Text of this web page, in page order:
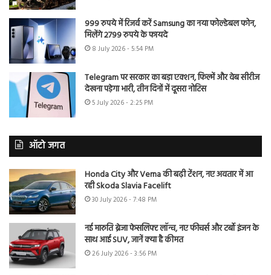
999 रुपये में रिजर्व करें Samsung का नया फोल्डेबल फोन,
मिलेंगे 2799 रुपये के फायदे
8 July 2026 - 5:54 PM
Telegram पर सरकार का बड़ा एक्शन, फिल्में और वेब सीरीज
देखना पड़ेगा भारी, तीन दिनों में दूसरा नोटिस
5 July 2026 - 2:25 PM
ऑटो जगत
Honda City और Verna की बढ़ी टेंशन, नए अवतार में आ
रही Skoda Slavia Facelift
30 July 2026 - 7:48 PM
नई मारुति ब्रेजा फेसलिफ्ट लॉन्च, नए फीचर्स और टर्बो इंजन के
साथ आई SUV, जानें क्या है कीमत
26 July 2026 - 3:56 PM